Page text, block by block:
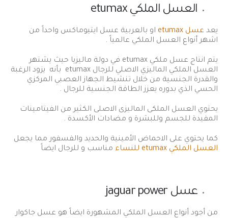
العسل الملكي etumax
يعد عسل etumax
او بالعربية عسل ايتيوماكس واحداً من
اشهر أنواع العسل الملكي عالمياً .
يتم انتاج عسل ملكي etumax في دولة ماليزيا حيث يشتهر
العسل الملكي الماليزي الاصلي للرجال etumax بأنه يزود الرغبة
والقدرة الجنسية من خلال تنشيط الجهاز العصبي المركزي
الحسي الذي بدوره يعزز الطاقة الجنسية للرجال .
يحتوي العسل الملكى الماليزى الاصلى الكثير من الفيتامينات
المفيدة للجسم وللبشرة و مضادات الأكسدة .
كما يحتوي على الاحماض الأمينية والحديد والفسفور مما يجعل
العسل الملكي etumax للنساء
مناسب و للرجال ايضاً
عسل jaguar power
من أجود أنواع العسل الملكي المشهورة ايضاً هو عسل جاكوار